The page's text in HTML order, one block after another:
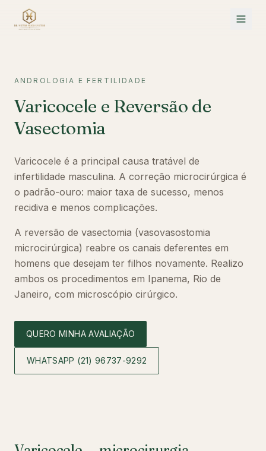
ANDROLOGIA E FERTILIDADE
Varicocele e Reversão de
Vasectomia
Varicocele é a principal causa tratável de
infertilidade masculina. A correção microcirúrgica é
o padrão-ouro: maior taxa de sucesso, menos
recidiva e menos complicações.
A reversão de vasectomia (vasovasostomia
microcirúrgica) reabre os canais deferentes em
homens que desejam ter filhos novamente. Realizo
ambos os procedimentos em Ipanema, Rio de
Janeiro, com microscópio cirúrgico.
QUERO MINHA AVALIAÇÃO
WHATSAPP (21) 96737-9292